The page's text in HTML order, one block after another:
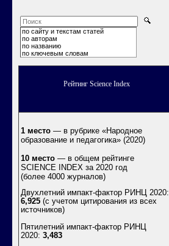
по сайту и текстам статей
по авторам
по названию
по ключевым словам
Рейтинг Science Index
1 место — в рубрике «Народное
образование и педагогика» (2020)
10 место — в общем рейтинге
SCIENCE INDEX за 2020 год
(более 4000 журналов)
Двухлетний импакт-фактор РИНЦ 2020:
6,925 (с учетом цитирования из всех
источников)
Пятилетний импакт-фактор РИНЦ
2020: 3,483